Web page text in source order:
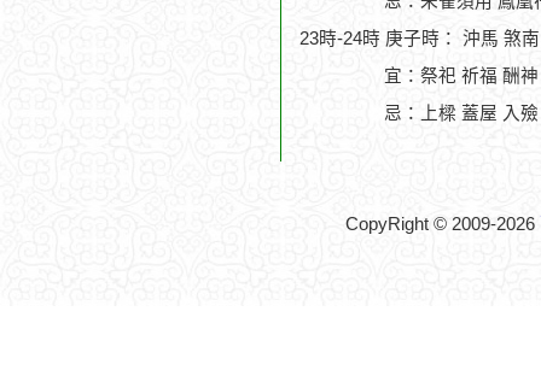
23時-24時 庚子時： 沖馬 煞
宜：祭祀 祈福 酬
忌：上樑 蓋屋 入
CopyRight © 2009-2026